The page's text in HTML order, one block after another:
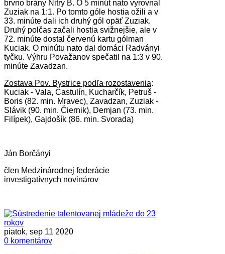
brvno brány Nitry B. O 5 minút nato vyrovnal
Zuziak na 1:1. Po tomto góle hostia ožili a v
33. minúte dali ich druhý gól opäť Zuziak.
Druhý polčas začali hostia svižnejšie, ale v
72. minúte dostal červenú kartu gólman
Kuciak. O minútu nato dal domáci Radványi
tyčku. Výhru Považanov spečatil na 1:3 v 90.
minúte Zavadzan.
Zostava Pov. Bystrice podľa rozostavenia:
Kuciak - Vala, Častulín, Kucharčík, Petruš -
Boris (82. min. Mravec), Zavadzan, Zuziak -
Slávik (90. min. Čiernik), Demjan (73. min.
Filípek), Gajdošík (86. min. Svorada)
Ján Borčányi
člen Medzinárodnej federácie
investigatívnych novinárov
piatok, sep 11 2020
0 komentárov